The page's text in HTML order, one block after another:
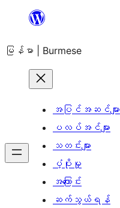
အကြောင်းအရာ
ကျော်သွား
မြန်မာ | Burmese
အပြင်အဆင်များ
ပလပ်အင်များ
သတင်းများ
ပံ့ပိုးမှု
အကြောင်း
ဆက်သွယ်ရန်